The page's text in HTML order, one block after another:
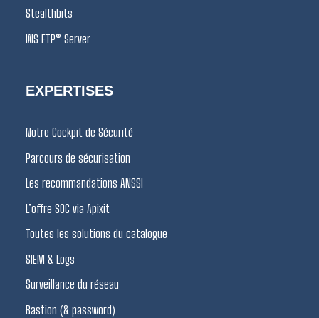
Stealthbits
WS FTP® Server
EXPERTISES
Notre Cockpit de Sécurité
Parcours de sécurisation
Les recommandations ANSSI
L’offre SOC via Apixit
Toutes les solutions du catalogue
SIEM & Logs
Surveillance du réseau
Bastion (& password)